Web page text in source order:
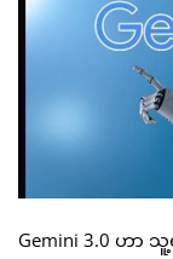
Gemini 3.0 ဟ